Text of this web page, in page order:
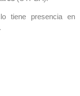
tiene presencia en